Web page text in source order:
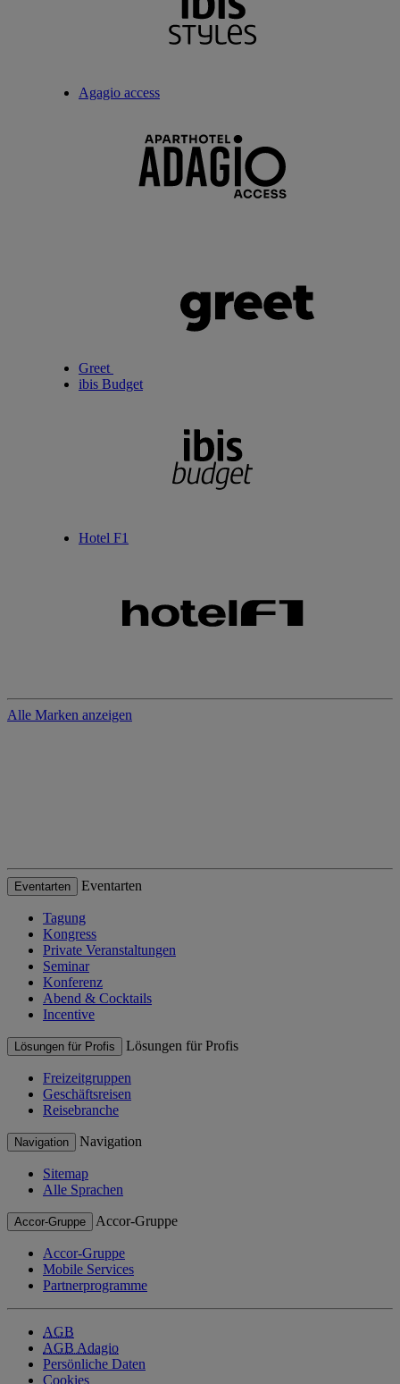
Agagio access
Greet
ibis Budget
Hotel F1
Alle Marken anzeigen
Eventarten Eventarten
Tagung
Kongress
Private Veranstaltungen
Seminar
Konferenz
Abend & Cocktails
Incentive
Lösungen für Profis Lösungen für Profis
Freizeitgruppen
Geschäftsreisen
Reisebranche
Navigation Navigation
Sitemap
Alle Sprachen
Accor-Gruppe Accor-Gruppe
Accor-Gruppe
Mobile Services
Partnerprogramme
AGB
AGB Adagio
Persönliche Daten
Cookies